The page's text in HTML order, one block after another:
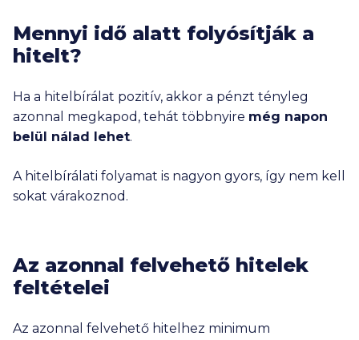
Mennyi idő alatt folyósítják a
hitelt?
Ha a hitelbírálat pozitív, akkor a pénzt tényleg
azonnal megkapod, tehát többnyire még napon
belül nálad lehet.
A hitelbírálati folyamat is nagyon gyors, így nem kell
sokat várakoznod.
Az azonnal felvehető hitelek
feltételei
Az azonnal felvehető hitelhez minimum